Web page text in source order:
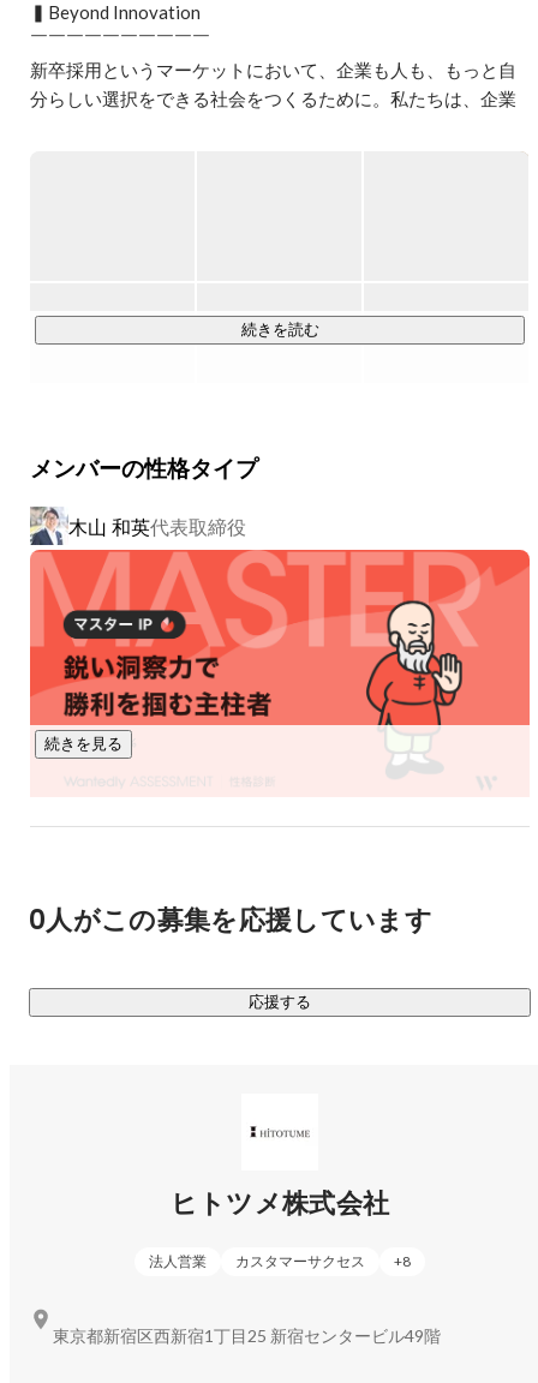
援した人数は2000人を超える。
新卒から現在まで一貫して新卒支援に携わり、 新卒紹介
業界の中では担当クライアント数、入社支援数は国内トッ
▍Beyond Innovation
￣￣￣￣￣￣￣￣￣￣
新卒採用というマーケットにおいて、企業も人も、もっと自
分らしい選択をできる社会をつくるために。私たちは、企業
これが、私たちのビジネスです。新卒採用の世界は、もっと
￣￣￣￣￣￣￣￣￣￣
①採用に、Innovationを。
採用コンサルティングサービス「MARUTTO」
新卒採用の課題、難題をまるっと解決するサービス。それが
「MARUTTO」です。60を超える新卒領域のサービス会社と
パートナー契約を結び、各社の特徴あるサービスを組み合わ
せ、企業ごとの課題に応じた個社最適なソリューションを設
計・提案します。採用ターゲット設定、採用手法の策定、選
考フロー構築、内定フォローまで。自社サービスにこだわら
ないフラットな視点からベストな選択肢を提示し、採用成功
を支援します。
首都圏で働きたい学生に特化した新卒人材紹介サービスを展
開しています。業界経験およそ20年の創業メンバーのもと、
加えて、学生担当と企業担当を分業しない「両面型エージェ
ントサービス」で学生と企業、両者の認識のズレをなくし、
③HR事業者に、Innovationを。
新卒採用サービスの底上げのためにつくった、エージェント
会社向け求人＆求職者シェアサービスです。必要な求人が確
保できない、求める求職者が集まらないなど、エージェント
い課題を同業他社との連携で解決し、クライアント企業の採
用成功率を高め、ユーザーの満足度を高めます。現在、全国
続きを読む
メンバーの性格タイプ
木山 和英代表取締役
続きを見る
0人がこの募集を応援しています
応援する
ヒトツメ株式会社
法人営業 カスタマーサクセス +8
東京都新宿区西新宿1丁目25 新宿センタービル49階